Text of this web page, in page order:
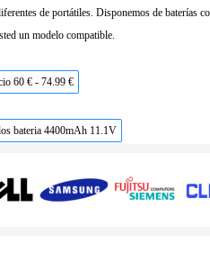
de portátiles. Disponemos de baterías
un modelo compatible.
60 € - 74.99 €
bateria 4400mAh 11.1V